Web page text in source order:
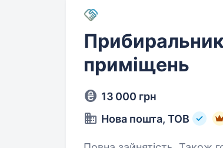
приміщень
13 000 грн
Нова пошта, ТОВ